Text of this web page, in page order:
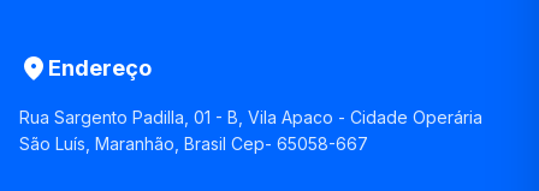
place Endereço
Rua Sargento Padilla, 01 - B, Vila Apaco - Cidade Operária
São Luís, Maranhão, Brasil Cep- 65058-667